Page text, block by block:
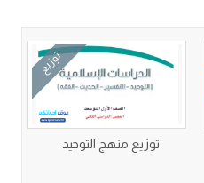
توزيع
توزيع منهج التوحيد